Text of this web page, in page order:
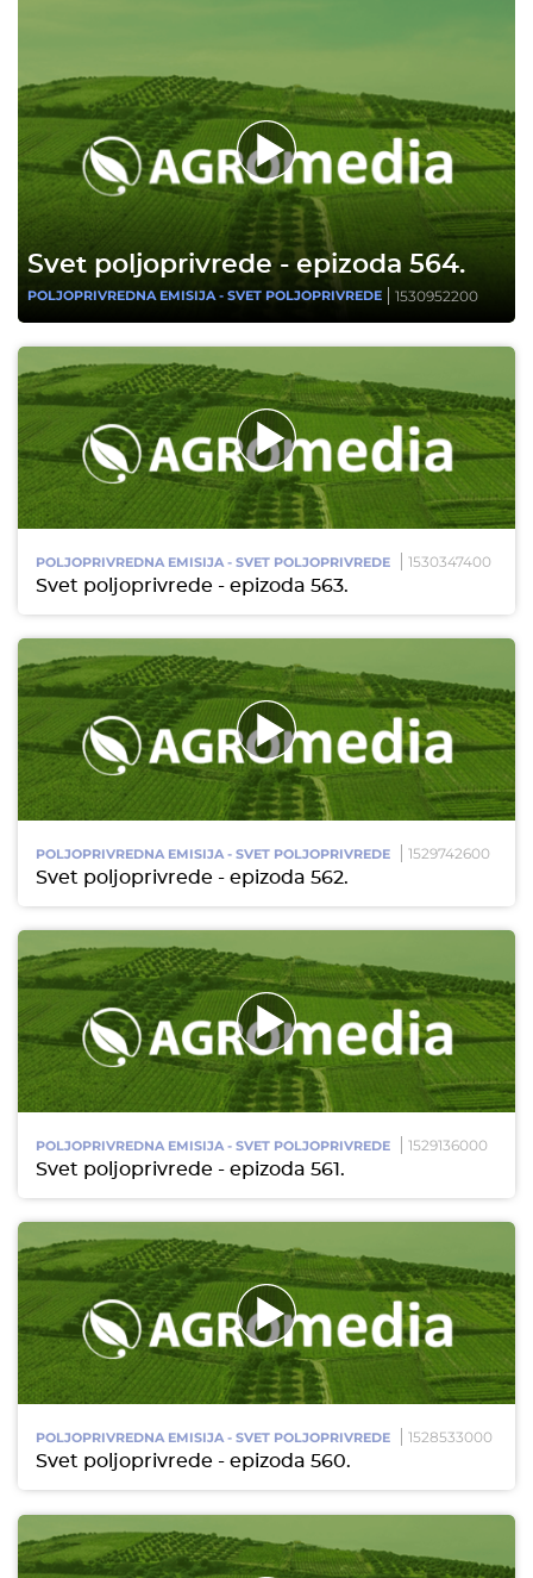
Svet poljoprivrede - epizoda 564.
POLJOPRIVREDNA EMISIJA - SVET POLJOPRIVREDE 1530952200
POLJOPRIVREDNA EMISIJA - SVET POLJOPRIVREDE 1530347400
Svet poljoprivrede - epizoda 563.
POLJOPRIVREDNA EMISIJA - SVET POLJOPRIVREDE 1529742600
Svet poljoprivrede - epizoda 562.
POLJOPRIVREDNA EMISIJA - SVET POLJOPRIVREDE 1529136000
Svet poljoprivrede - epizoda 561.
POLJOPRIVREDNA EMISIJA - SVET POLJOPRIVREDE 1528533000
Svet poljoprivrede - epizoda 560.